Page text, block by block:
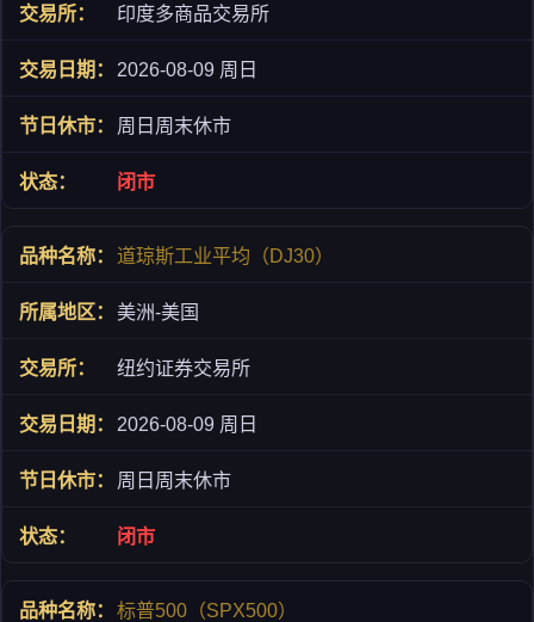
印度多商品交易所
2026-08-09 周日
周日周末休市
闭市
道琼斯工业平均（DJ30）
美洲-美国
纽约证券交易所
2026-08-09 周日
周日周末休市
闭市
标普500（SPX500）